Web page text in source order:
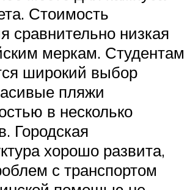
Стоимость
сравнительно низкая
меркам. Студентам
широкий выбор
пляжи
в несколько
Городская
хорошо развита,
с транспортом